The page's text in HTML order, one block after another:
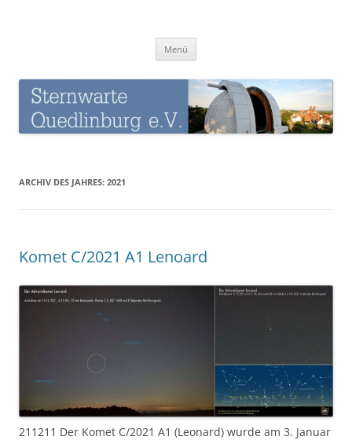
Menü
ARCHIV DES JAHRES: 2021
Komet C/2021 A1 Lenoard
211211 Der Komet C/2021 A1 (Leonard) wurde am 3. Januar